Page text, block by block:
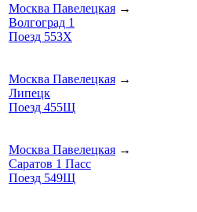
Москва Павелецкая →
Волгоград 1
Поезд 553Х
Москва Павелецкая →
Липецк
Поезд 455Щ
Москва Павелецкая →
Саратов 1 Пасс
Поезд 549Щ